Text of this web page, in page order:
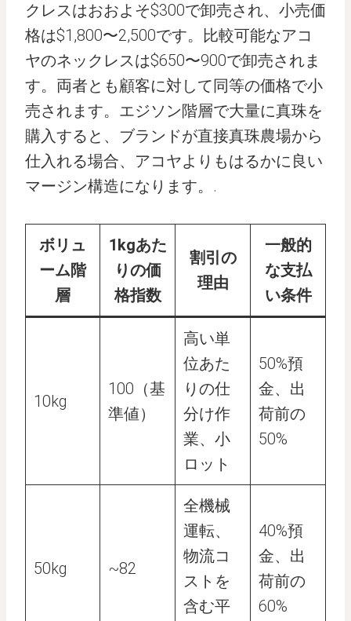
クレスはおおよそ$300で卸売され、小売価
格は$1,800〜2,500です。比較可能なアコ
ヤのネックレスは$650〜900で卸売されま
す。両者とも顧客に対して同等の価格で小
売されます。エジソン階層で大量に真珠を
購入すると、ブランドが直接真珠農場から
仕入れる場合、アコヤよりもはるかに良い
マージン構造になります。.
ボリュ
ーム階
層
1kgあた
りの価
格指数
割引の
理由
一般的
な支払
い条件
10kg
100（基
準値）
高い単
位あた
りの仕
分け作
業、小
ロット
50%預
金、出
荷前の
50%
50kg ~82
全機械
運転、
物流コ
ストを
含む平
40%預
金、出
荷前の
60%